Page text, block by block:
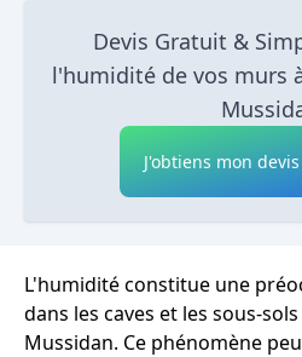
Devis Gratuit &
l'humidité de vos murs
J'obtiens mon
L'humidité constitue une
dans les caves et les sous-
Mussidan. Ce phénomène